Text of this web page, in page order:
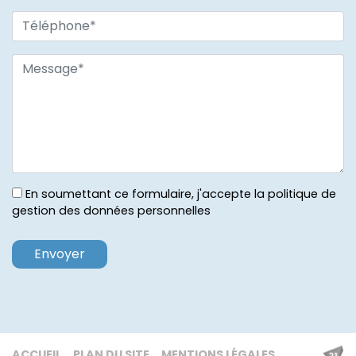
En soumettant ce formulaire, j'accepte la politique de
gestion des données personnelles